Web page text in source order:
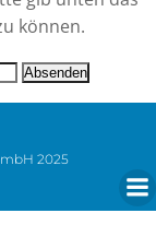
können.
2025